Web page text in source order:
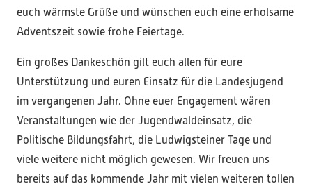
euch wärmste Grüße und wünschen euch eine erholsame
Adventszeit sowie frohe Feiertage.
Ein großes Dankeschön gilt euch allen für eure
Unterstützung und euren Einsatz für die Landesjugend
im vergangenen Jahr. Ohne euer Engagement wären
Veranstaltungen wie der Jugendwaldeinsatz, die
Politische Bildungsfahrt, die Ludwigsteiner Tage und
viele weitere nicht möglich gewesen. Wir freuen uns
bereits auf das kommende Jahr mit vielen weiteren tollen